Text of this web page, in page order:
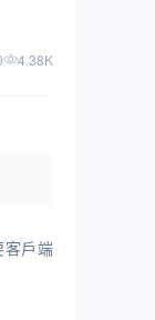
4.38K
客戶端